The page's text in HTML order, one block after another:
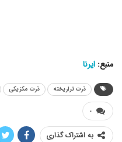
منبع: ایرنا
ذرت تراریخته ذرت مکزیکی
۰
به اشتراک گذاری